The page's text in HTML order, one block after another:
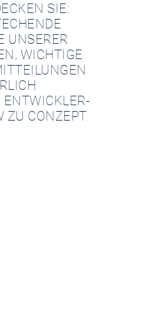
SIE:
UNSERER
WICHTIGE
ENTWICKLER-
ZU CONZEPT